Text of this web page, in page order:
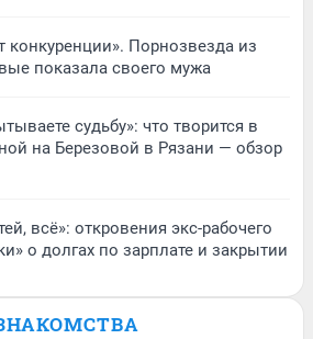
конкуренции». Порнозвезда из
показала своего мужа
судьбу»: что творится в
на Березовой в Рязани — обзор
всё»: откровения экс-рабочего
о долгах по зарплате и закрытии